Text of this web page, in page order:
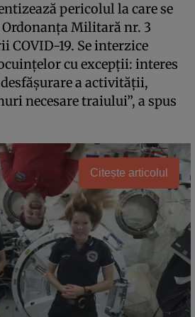
pericolul la care se
Militară nr. 3
19. Se interzice
cu excepţii: interes
a activităţii,
necesare traiului”, a spus
Citește articolul